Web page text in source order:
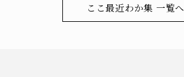
ここ最近わか集 一覧へ